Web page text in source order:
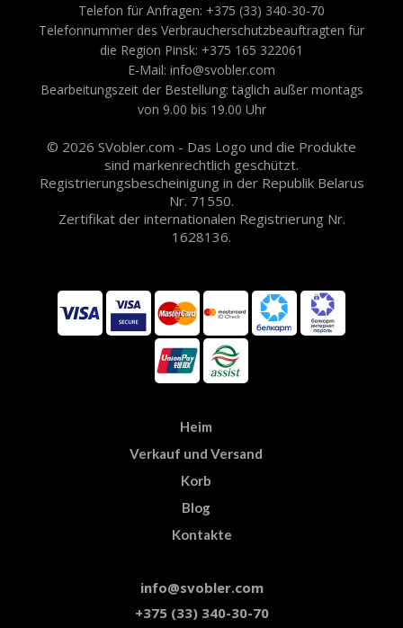
Telefon für Anfragen: +375 (33) 340-30-70
Telefonnummer des Verbraucherschutzbeauftragten für
die Region Pinsk: +375 165 322061
E-Mail: info@svobler.com
Bearbeitungszeit der Bestellung: täglich außer montags
von 9.00 bis 19.00 Uhr
© 2026 SVobler.com - Das Logo und die Produkte
sind markenrechtlich geschützt.
Registrierungsbescheinigung in der Republik Belarus
Nr. 71550.
Zertifikat der internationalen Registrierung Nr.
1628136.
Heim
Verkauf und Versand
Korb
Blog
Kontakte
info@svobler.com
+375 (33) 340-30-70